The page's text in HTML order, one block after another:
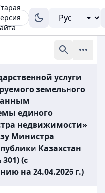
услуги
земельного
единого
недвижимости»
Министра
Казахстан
(с
на 24.04.2026 г.)